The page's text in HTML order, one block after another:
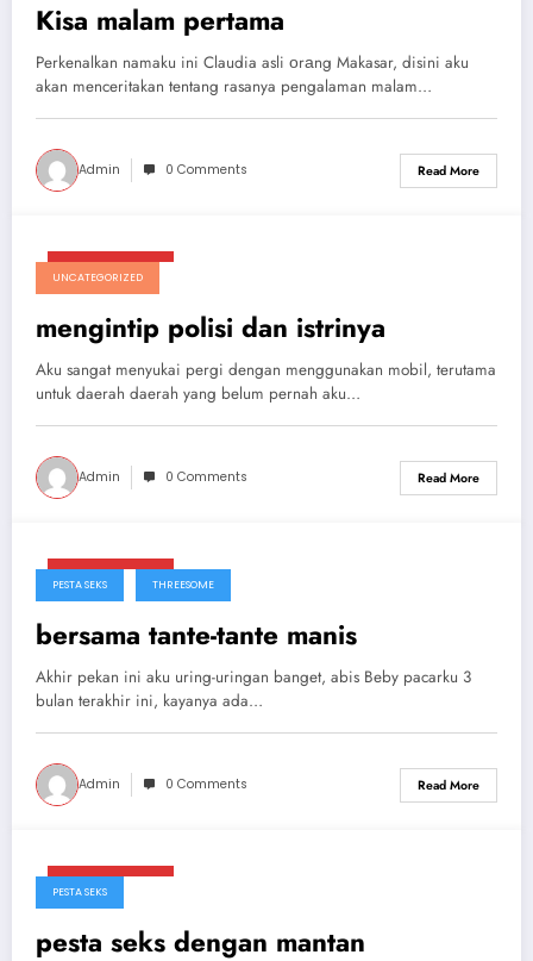
Kisa malam pertama
Perkenalkan namaku ini Claudia asli оrаng Makasar, disini aku
akan menceritakan tentang rasanya pengalaman malam…
Admin 0 Comments Read More
Maret 29, 2025
UNCATEGORIZED
mengintip polisi dan istrinya
Aku sangat menyukai pergi dengan menggunakan mobil, terutama
untuk daerah daerah yang belum pernah aku…
Admin 0 Comments Read More
Maret 29, 2025
PESTA SEKS THREESOME
bersama tante-tante manis
Akhir pekan ini aku uring-uringan banget, abis Beby pacarku 3
bulan terakhir ini, kayanya ada…
Admin 0 Comments Read More
Maret 29, 2025
PESTA SEKS
pesta seks dengan mantan